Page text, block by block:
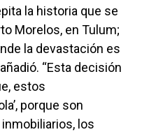
la historia que se
Morelos, en Tulum;
la devastación es
“Esta decisión
estos
porque son
los